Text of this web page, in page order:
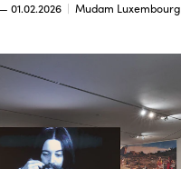
01.02.2026 Mudam Luxembourg